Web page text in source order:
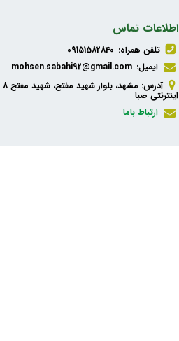
اطلاعات تماس
تلفن همراه: 09151582840
ایمیل: mohsen.sabahi92@gmail.com
اینترنتی صبا
ارتباط باما